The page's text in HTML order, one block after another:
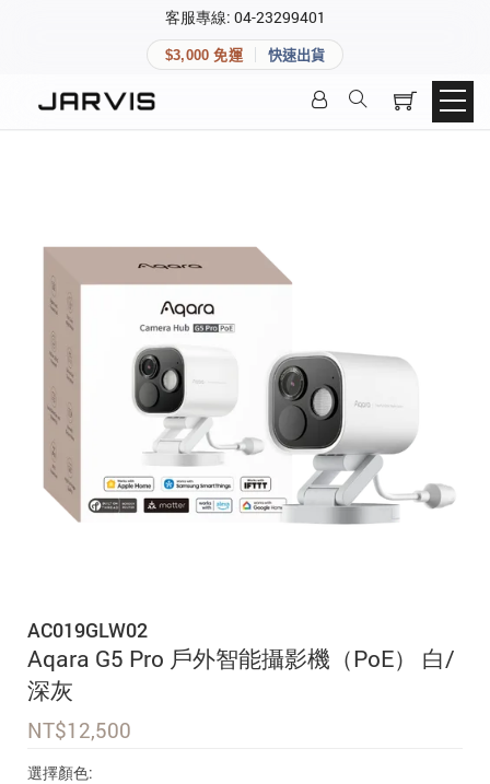
客服專線: 04-23299401
$3,000 免運 快速出貨
AC019GLW02
Aqara G5 Pro 戶外智能攝影機（PoE） 白/
深灰
NT$12,500
選擇顏色:
快速連結
精品家電
登入後可查看訂單、會員資料與收藏清單。
登入會員
建立新帳號
快速連結
追蹤我的訂單
加入 JARVIS VIP